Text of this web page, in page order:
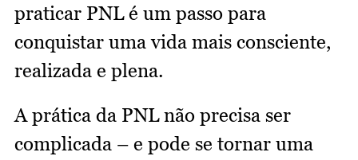
praticar PNL é um passo para
conquistar uma vida mais consciente,
realizada e plena.
A prática da PNL não precisa ser
complicada – e pode se tornar uma